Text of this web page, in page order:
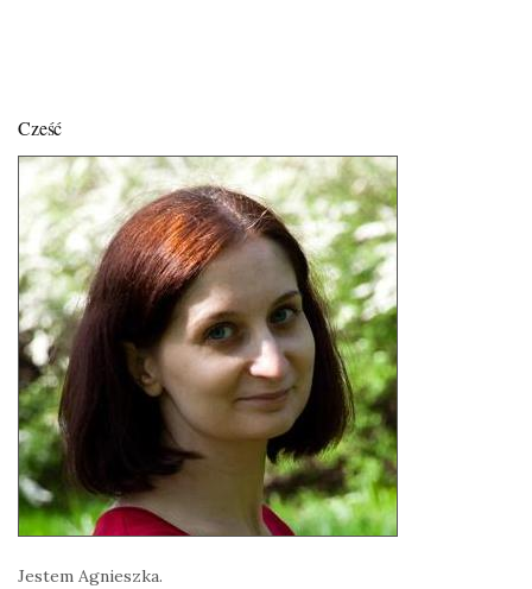
Cześć
Jestem Agnieszka.